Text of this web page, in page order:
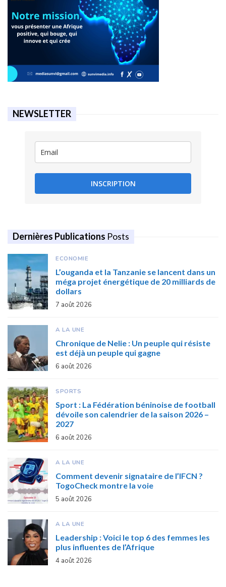
NEWSLETTER
INSCRIPTION
Dernières Publications Posts
ECONOMIE
L’ouganda et la Tanzanie se lancent dans un
méga projet énergétique de 20 milliards de
dollars
7 août 2026
A LA UNE
Chronique de Nelie : Un peuple qui résiste
est déjà un peuple qui gagne
6 août 2026
SPORTS
Sport : La Fédération béninoise de football
dévoile son calendrier de la saison 2026 –
2027
6 août 2026
A LA UNE
Comment devenir signataire de l’IFCN ?
TogoCheck montre la voie
5 août 2026
A LA UNE
Leadership : Voici le top 6 des femmes les
plus influentes de l’Afrique
4 août 2026